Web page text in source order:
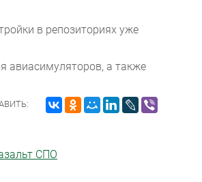
в репозиториях уже
авиасимуляторов, а также
СПО